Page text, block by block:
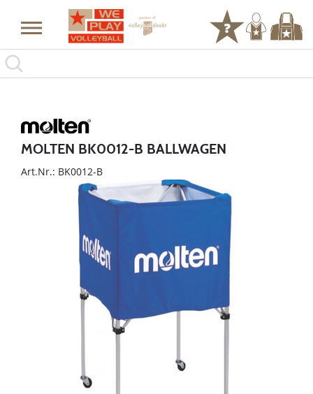
MOLTEN BK0012-B BALLWAGEN
Art.Nr.: BK0012-B